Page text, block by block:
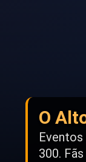
O
Eventos
300.